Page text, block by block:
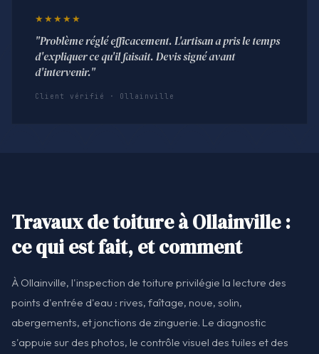
★★★★★
"Problème réglé efficacement. L'artisan a pris le temps
d'expliquer ce qu'il faisait. Devis signé avant
d'intervenir."
Client vérifié · Ollainville
Travaux de toiture à Ollainville :
ce qui est fait, et comment
À Ollainville, l'inspection de toiture privilégie la lecture des
points d'entrée d'eau : rives, faîtage, noue, solin,
abergements, et jonctions de zinguerie. Le diagnostic
s'appuie sur des photos, le contrôle visuel des tuiles et des